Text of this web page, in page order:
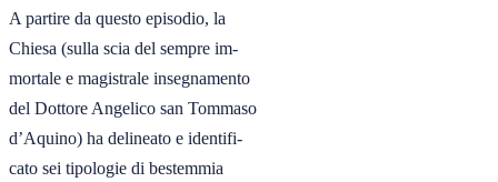
A partire da questo episodio, la
Chiesa (sulla scia del sempre im-
mortale e magistrale insegnamento
del Dottore Angelico san Tommaso
d’Aquino) ha delineato e identifi-
cato sei tipologie di bestemmia